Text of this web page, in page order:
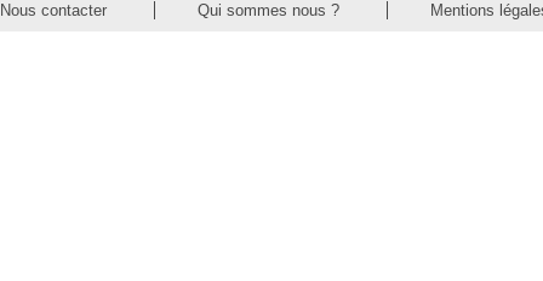
Nous contacter Qui sommes nous ? Mentions